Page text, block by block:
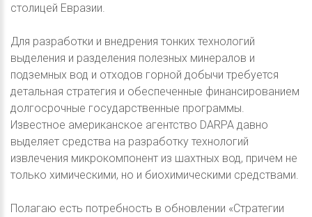
столицей Евразии.
Для разработки и внедрения тонких технологий
выделения и разделения полезных минералов и
подземных вод и отходов горной добычи требуется
детальная стратегия и обеспеченные финансированием
долгосрочные государственные программы.
Известное американское агентство DARPA давно
выделяет средства на разработку технологий
извлечения микрокомпонент из шахтных вод, причем не
только химическими, но и биохимическими средствами.
Полагаю есть потребность в обновлении «Стратегии